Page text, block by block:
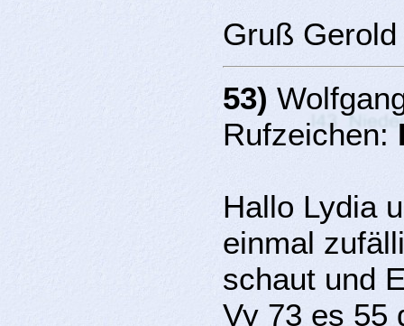
Gruß Gerold
53)
Rufzeichen:
Hallo Lydia
einmal
schaut und
Vy 73 es 55